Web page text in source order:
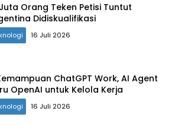
Orang Teken Petisi Tuntut
Didiskualifikasi
16 Juli 2026
ChatGPT Work, AI Agent
OpenAI untuk Kelola Kerja
16 Juli 2026